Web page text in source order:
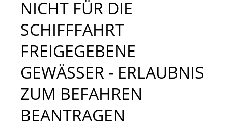
NICHT FÜR DIE
SCHIFFFAHRT
FREIGEGEBENE
GEWÄSSER - ERLAUBNIS
ZUM BEFAHREN
BEANTRAGEN